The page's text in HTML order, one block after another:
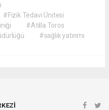
#Fizik Tedavi Ünitesi
#Atilla Toros
#sağlık yatırımı